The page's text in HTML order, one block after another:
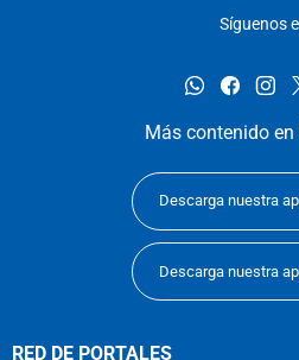
Síguenos
whatsapp
Más contenido en
Descarga nuestra
Descarga nuestra
RED DE PORTALES